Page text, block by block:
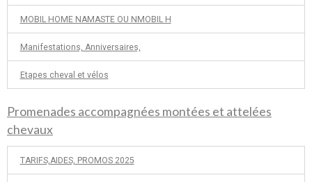
MOBIL HOME NAMASTE OU NMOBIL H
Manifestations, Anniversaires,
Etapes cheval et vélos
Promenades accompagnées montées et attelées
chevaux
TARIFS,AIDES, PROMOS 2025